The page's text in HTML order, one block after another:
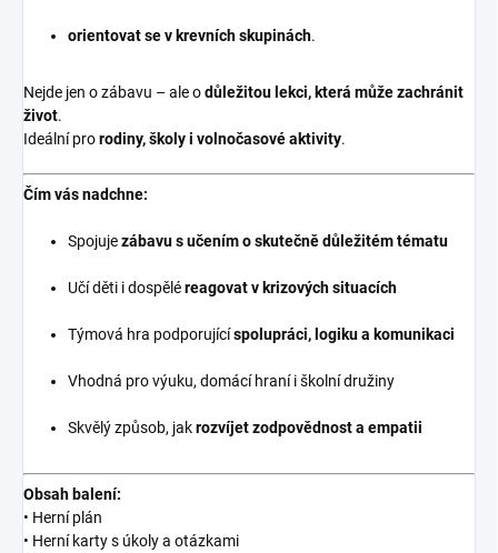
orientovat se v krevních skupinách.
Nejde jen o zábavu – ale odůležitou lekci, která může zachránit
život.
Ideální prorodiny, školy i volnočasové aktivity.
Čím vás nadchne:
Spojujezábavu s učením o skutečně důležitém tématu
Učí děti i dospěléreagovat v krizových situacích
Týmová hra podporujícíspolupráci, logiku a komunikaci
Vhodná pro výuku, domácí hraní i školní družiny
Skvělý způsob, jakrozvíjet zodpovědnost a empatii
Obsah balení:
• Herní plán
• Herní karty s úkoly a otázkami